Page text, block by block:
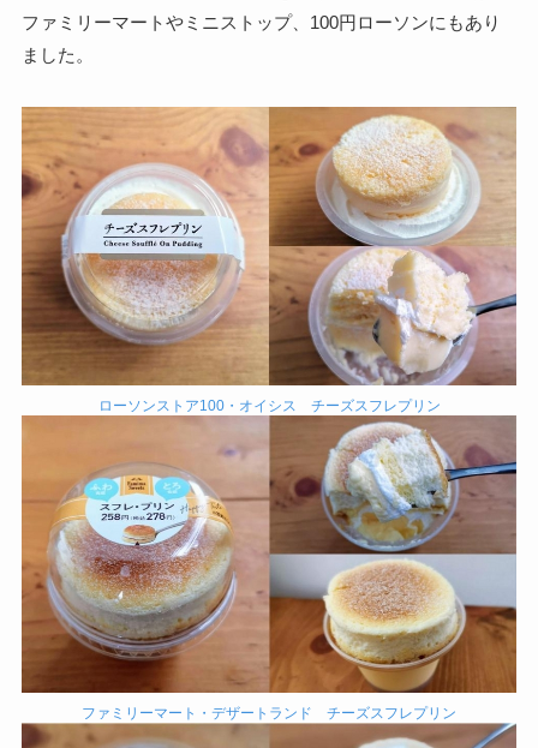
ファミリーマートやミニストップ、100円ローソンにもあり
ました。
ローソンストア100・オイシス チーズスフレプリン
ファミリーマート・デザートランド チーズスフレプリン